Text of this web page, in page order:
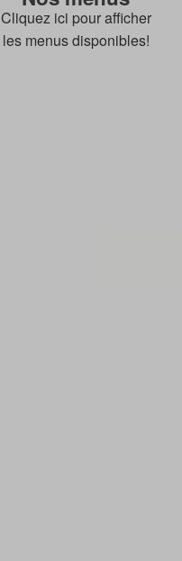
Cliquez ici pour afficher
les menus disponibles!